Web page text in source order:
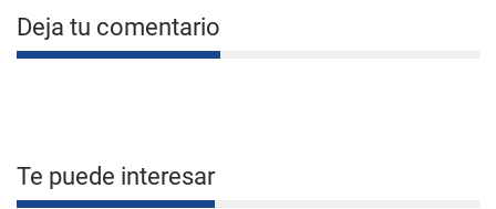
Deja tu comentario
Te puede interesar